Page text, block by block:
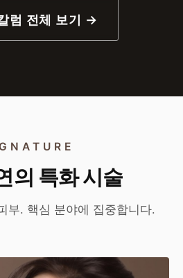
럼 전체 보기 →
의 특화 시술
부. 핵심 분야에 집중합니다.